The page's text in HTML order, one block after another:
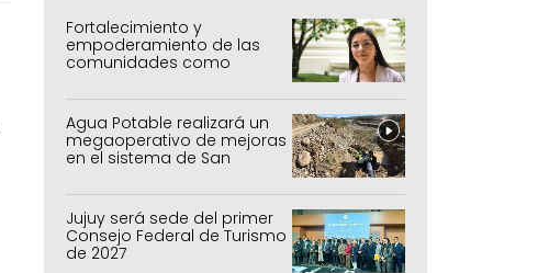
Fortalecimiento y
empoderamiento de las
comunidades como
Agua Potable realizará un
megaoperativo de mejoras
en el sistema de San
Jujuy será sede del primer
Consejo Federal de Turismo
de 2027